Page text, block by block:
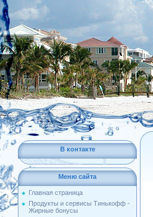
В контакте
Меню сайта
Главная страница
Продукты и сервисы Тинькофф -
Жирные бонусы